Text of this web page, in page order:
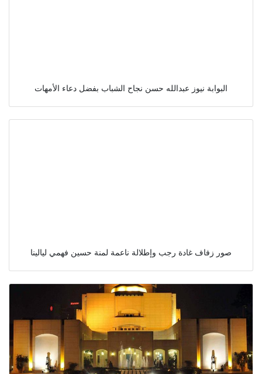
البوابة نيوز عبدالله حسن نجاح الشباب بفضل دعاء الأمهات
صور زفاف غادة رجب وإطلالة ناعمة لمنة حسين فهمي ليالينا